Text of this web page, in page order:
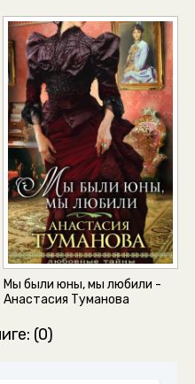
Мы были юны, мы любили -
Анастасия Туманова
(0)